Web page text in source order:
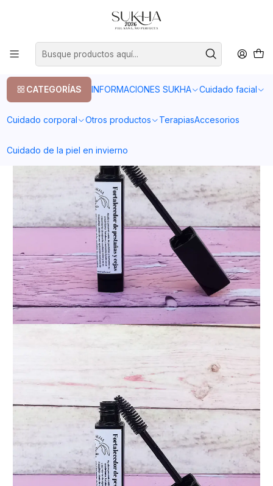
CATEGORÍAS INFORMACIONES SUKHA Cuidado facial
Cuidado corporal Otros productos TerapiasAccesorios
Cuidado de la piel en invierno
20% en tu primera compra con el codigo COMPRA1
Fortalecedor de pestañas y cejas